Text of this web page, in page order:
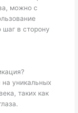
можно с
шаг в сторону
уникальных
таких как